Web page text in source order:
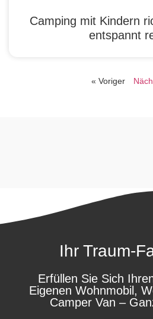
Camping mit Kindern
entspannt
« Voriger
Ihr Traum-
Erfüllen Sie Sich
Eigenen Wohnmobil,
Camper Van –